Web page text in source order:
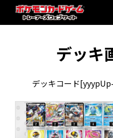
デッキ
デッキコード